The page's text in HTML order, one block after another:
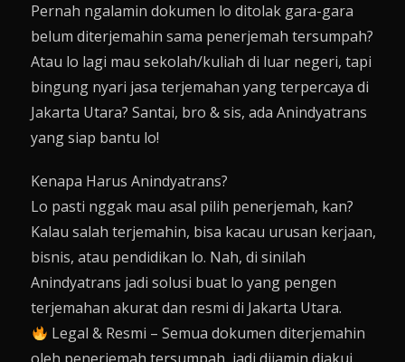
Pernah ngalamin dokumen lo ditolak gara-gara
belum diterjemahin sama penerjemah tersumpah?
Atau lo lagi mau sekolah/kuliah di luar negeri, tapi
bingung nyari jasa terjemahan yang terpercaya di
Jakarta Utara? Santai, bro & sis, ada Anindyatrans
yang siap bantu lo!
Kenapa Harus Anindyatrans?
Lo pasti nggak mau asal pilih penerjemah, kan?
Kalau salah terjemahin, bisa kacau urusan kerjaan,
bisnis, atau pendidikan lo. Nah, di sinilah
Anindyatrans jadi solusi buat lo yang pengen
terjemahan akurat dan resmi di Jakarta Utara.
Legal & Resmi – Semua dokumen diterjemahin